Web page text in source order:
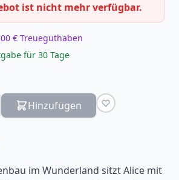
ist nicht mehr verfügbar.
€ Treueguthaben
für 30 Tage
Hinzufügen
im Wunderland sitzt Alice mit